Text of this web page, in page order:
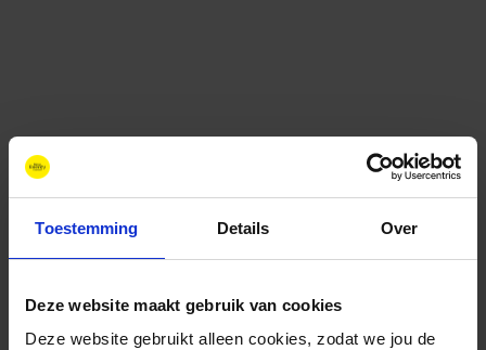
Toestemming Details Over
Deze website maakt gebruik van cookies
Deze website gebruikt alleen cookies, zodat we jou de
Contact
+31 88 11 66 800